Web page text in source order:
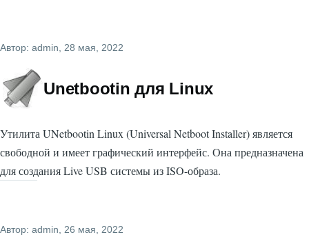
Автор: admin , 28 мая, 2022
Unetbootin для Linux
Утилита UNetbootin Linux (Universal Netboot Installer) является
свободной и имеет графический интерфейс. Она предназначена
для создания Live USB системы из ISO-образа.
Автор: admin, 26 мая, 2022